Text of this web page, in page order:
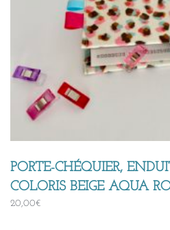
PORTE-CHÉQUIER,
COLORIS BEIGE AQUA
20,00€